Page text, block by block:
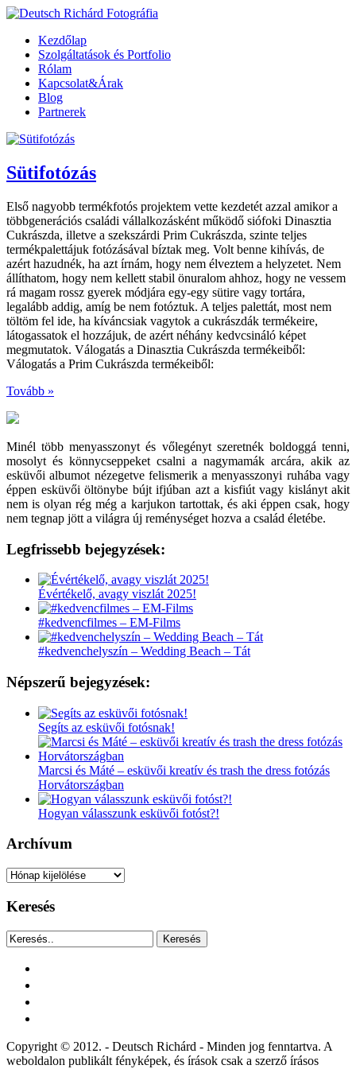
Kezdőlap
Szolgáltatások és Portfolio
Rólam
Kapcsolat&Árak
Blog
Partnerek
Sütifotózás
Első nagyobb termékfotós projektem vette kezdetét azzal amikor a
többgenerációs családi vállalkozásként működő siófoki Dinasztia
Cukrászda, illetve a szekszárdi Prim Cukrászda, szinte teljes
termékpalettájuk fotózásával bíztak meg. Volt benne kihívás, de
azért hazudnék, ha azt írnám, hogy nem élveztem a helyzetet. Nem
állíthatom, hogy nem kellett stabil önuralom ahhoz, hogy ne vessem
rá magam rossz gyerek módjára egy-egy sütire vagy tortára,
legalább addig, amíg be nem fotóztuk. A teljes palettát, most nem
töltöm fel ide, ha kíváncsiak vagytok a cukrászdák termékeire,
látogassatok el hozzájuk, de azért néhány kedvcsináló képet
megmutatok. Válogatás a Dinasztia Cukrászda termékeiből:
Válogatás a Prim Cukrászda termékeiből:
Tovább »
Minél több menyasszonyt és vőlegényt szeretnék boldoggá tenni,
mosolyt és könnycseppeket csalni a nagymamák arcára, akik az
esküvői albumot nézegetve felismerik a menyasszonyi ruhába vagy
éppen esküvői öltönybe bújt ifjúban azt a kisfiút vagy kislányt akit
nem is olyan rég még a karjukon tartottak, és aki éppen csak, hogy
nem tegnap jött a világra új reménységet hozva a család életébe.
Legfrissebb bejegyzések:
Évértékelő, avagy viszlát 2025!
#kedvencfilmes – EM-Films
#kedvenchelyszín – Wedding Beach – Tát
Népszerű bejegyzések:
Segíts az esküvői fotósnak!
Marcsi és Máté – esküvői kreatív és trash the dress fotózás
Horvátországban
Hogyan válasszunk esküvői fotóst?!
Archívum
Archívum
Keresés
Keresés
Copyright © 2012. - Deutsch Richárd - Minden jog fenntartva. A
weboldalon publikált fényképek, és írások csak a szerző írásos